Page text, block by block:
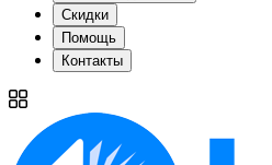
Скидки
Помощь
Контакты